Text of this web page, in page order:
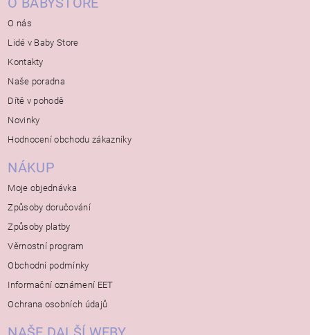
O nás
Lidé v Baby Store
Kontakty
Naše poradna
Dítě v pohodě
Novinky
Hodnocení obchodu zákazníky
NÁKUP
Moje objednávka
Způsoby doručování
Způsoby platby
Věrnostní program
Obchodní podmínky
Informační oznámení EET
Ochrana osobních údajů